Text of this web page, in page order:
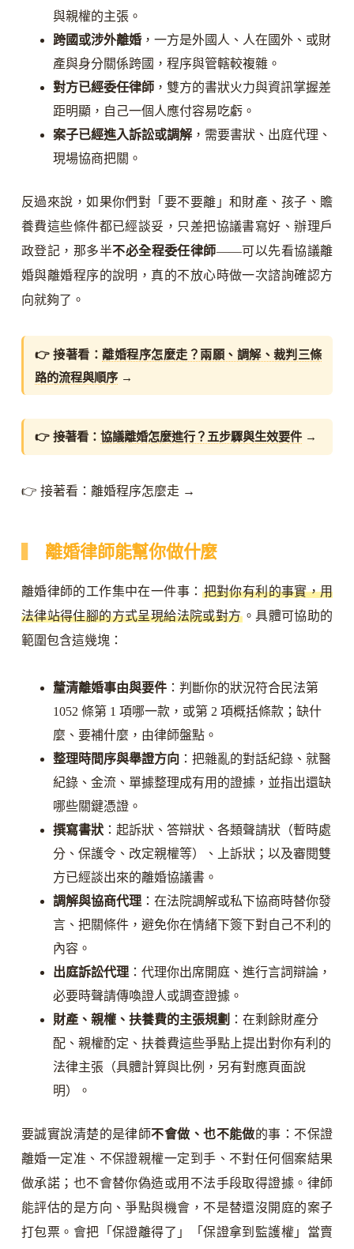
與親權的主張。
跨國或涉外離婚，一方是外國人、人在國外、或財
產與身分關係跨國，程序與管轄較複雜。
對方已經委任律師，雙方的書狀火力與資訊掌握差
距明顯，自己一個人應付容易吃虧。
案子已經進入訴訟或調解，需要書狀、出庭代理、
現場協商把關。
反過來說，如果你們對「要不要離」和財產、孩子、贍
養費這些條件都已經談妥，只差把協議書寫好、辦理戶
政登記，那多半不必全程委任律師——可以先看協議離
婚與離婚程序的說明，真的不放心時做一次諮詢確認方
向就夠了。
👉 接著看：離婚程序怎麼走？兩願、調解、裁判三條
路的流程與順序→
👉 接著看： 協議離婚怎麼進行？五步驟與生效要件→
👉 接著看：離婚程序怎麼走 →
離婚律師能幫你做什麼
離婚律師的工作集中在一件事：把對你有利的事實，用
法律站得住腳的方式呈現給法院或對方。具體可協助的
範圍包含這幾塊：
釐清離婚事由與要件：判斷你的狀況符合民法第
1052 條第 1 項哪一款，或第 2 項概括條款；缺什
麼、要補什麼，由律師盤點。
整理時間序與舉證方向 ：把雜亂的對話紀錄、就醫
紀錄、金流、單據整理成有用的證據，並指出還缺
哪些關鍵憑證。
撰寫書狀：起訴狀、答辯狀、各類聲請狀（暫時處
分、保護令、改定親權等）、上訴狀；以及審閱雙
方已經談出來的離婚協議書。
調解與協商代理：在法院調解或私下協商時替你發
言、把關條件，避免你在情緒下簽下對自己不利的
內容。
出庭訴訟代理：代理你出席開庭、進行言詞辯論，
必要時聲請傳喚證人或調查證據。
財產、親權、扶養費的主張規劃 ：在剩餘財產分
配、親權酌定、扶養費這些爭點上提出對你有利的
法律主張（具體計算與比例，另有對應頁面說
明）。
要誠實說清楚的是律師不會做、也不能做的事：不保證
離婚一定准、不保證親權一定到手、不對任何個案結果
做承諾；也不會替你偽造或用不法手段取得證據。律師
能評估的是方向、爭點與機會，不是替還沒開庭的案子
打包票。會把「保證離得了」「保證拿到監護權」當賣